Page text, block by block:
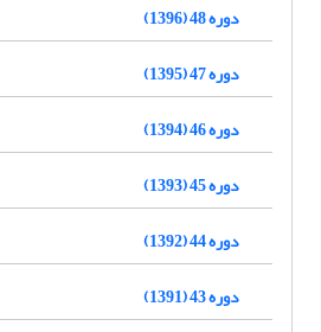
دوره 48 (1396)
دوره 47 (1395)
دوره 46 (1394)
دوره 45 (1393)
دوره 44 (1392)
دوره 43 (1391)